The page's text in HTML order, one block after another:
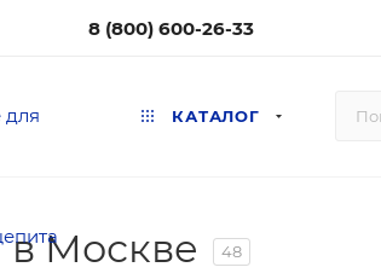
8 (800) 600-26-33
КАТАЛОГ
в Москве 48